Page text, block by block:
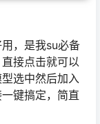
，是我su必备
接点击就可以
选中然后加入
键搞定，简直